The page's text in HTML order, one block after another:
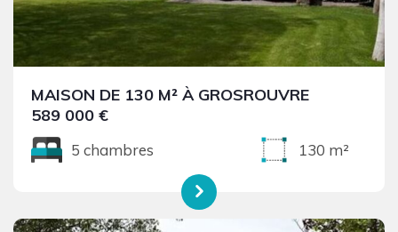
MAISON DE 130 M² À GROSROUVRE
589 000 €
5 chambres 130 m²